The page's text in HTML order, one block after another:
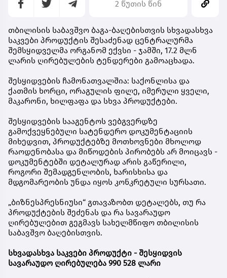
2 წუთის წინ
თბილისის საბავშვო ბაგა-ბაღებისთვის სხვადასხვა
საკვები პროდუქტის შესაძენად ცენტრალურმა
შემსყიდველმა ორგანომ ექვსი - ჯამში, 17.2 მლნ
ლარის ღირებულების ტენდერები გამოაცხადა.
შესყიდვების ჩამონათვალშია: საქონლისა და
ქათმის ხორცი, ორაგულის ფილე, იმერული ყველი,
მაკარონი, ხილფაფა და სხვა პროდუქტები.
შესყიდვების სააგენტოს ვებგვერდზე
გამოქვეყნებული სატენდერო დოკუმენტაციის
მიხედვით, პროდუქტებზე მოთხოვნები მხოლოდ
რაოდენობასა და მიწოდების პირობებს არ მოიცავს -
დოკუმენტებში დეტალურად არის გაწერილი,
როგორი შემადგენლობის, ხარისხისა და
მდგომარეობის უნდა იყოს კონკრეტული სურსათი.
„ბიზნესპრესნიუსი“ გთავაზობთ დეტალებს, თუ რა
პროდუქტების შეძენას და რა სავარაუდო
ღირებულებით გეგმავს სახელმწიფო თბილისის
საბავშვო ბაღებისთვის.
სხვადასხვა საკვები პროდუქტი - შესყიდვის
სავარაუდო ღირებულება 990 528 ლარი